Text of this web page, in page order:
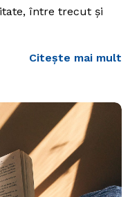
între trecut și
Citește mai mult